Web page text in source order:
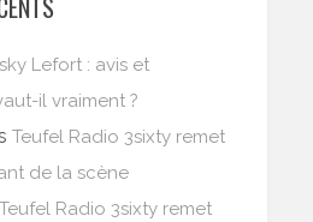
Lefort : avis et
il vraiment ?
Teufel Radio 3sixty remet
de la scène
Teufel Radio 3sixty remet